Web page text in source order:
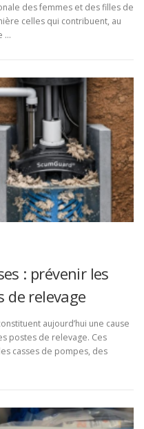
des femmes et des filles de
celles qui contribuent, au
…
: prévenir les
de relevage
aujourd’hui une cause
postes de relevage. Ces
casses de pompes, des